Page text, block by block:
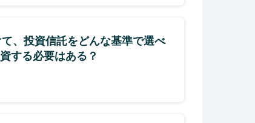
、投資信託をどんな基準で選べ
する必要はある？